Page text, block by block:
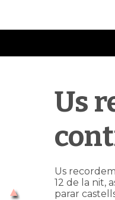
Us
Us
12 de la nit,
parar